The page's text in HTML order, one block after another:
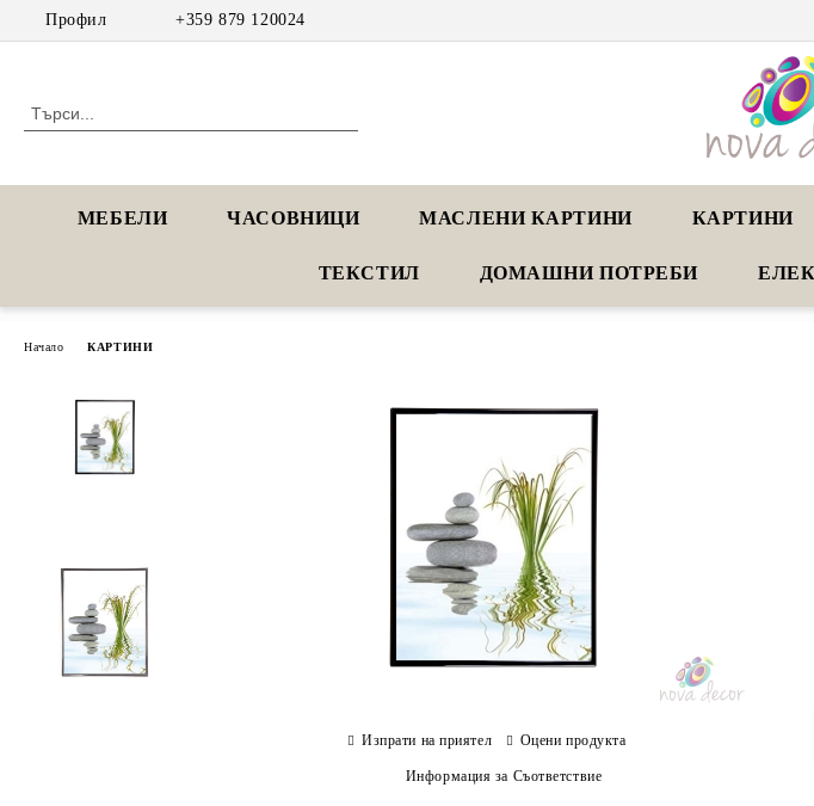
Профил +359 879 120024
МЕБЕЛИ ЧАСОВНИЦИ МАСЛЕНИ КАРТИНИ КАРТИНИ
ТЕКСТИЛ ДОМАШНИ ПОТРЕБИ
Начало КАРТИНИ
Изпрати на приятел Оцени продукта
Информация за Съответствие